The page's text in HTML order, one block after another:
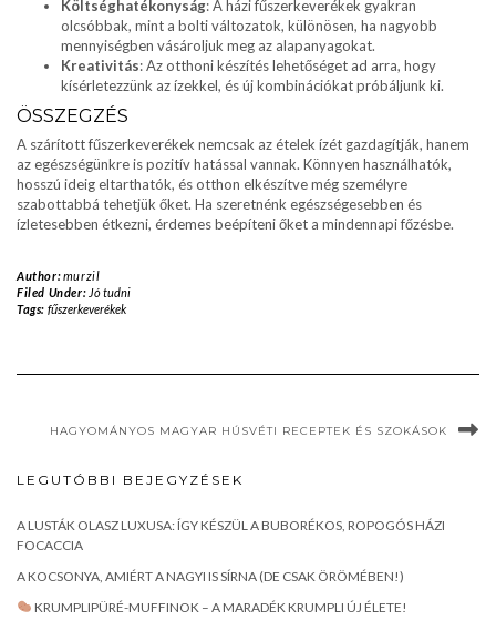
Költséghatékonyság: A házi fűszerkeverékek gyakran
olcsóbbak, mint a bolti változatok, különösen, ha nagyobb
mennyiségben vásároljuk meg az alapanyagokat.
Kreativitás: Az otthoni készítés lehetőséget ad arra, hogy
kísérletezzünk az ízekkel, és új kombinációkat próbáljunk ki.
ÖSSZEGZÉS
A szárított fűszerkeverékek nemcsak az ételek ízét gazdagítják, hanem
az egészségünkre is pozitív hatással vannak. Könnyen használhatók,
hosszú ideig eltarthatók, és otthon elkészítve még személyre
szabottabbá tehetjük őket. Ha szeretnénk egészségesebben és
ízletesebben étkezni, érdemes beépíteni őket a mindennapi főzésbe.
Author:murzil
Filed Under: Jó tudni
Tags: fűszerkeverékek
HAGYOMÁNYOS MAGYAR HÚSVÉTI RECEPTEK ÉS SZOKÁSOK
LEGUTÓBBI BEJEGYZÉSEK
A LUSTÁK OLASZ LUXUSA: ÍGY KÉSZÜL A BUBORÉKOS, ROPOGÓS HÁZI
FOCACCIA
A KOCSONYA, AMIÉRT A NAGYI IS SÍRNA (DE CSAK ÖRÖMÉBEN!)
KRUMPLIPÜRÉ-MUFFINOK – A MARADÉK KRUMPLI ÚJ ÉLETE!